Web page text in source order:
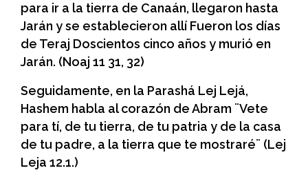
para ir a la tierra de Canaán, llegaron hasta
Jarán y se establecieron allí Fueron los días
de Teraj Doscientos cinco años y murió en
Jarán. (Noaj 11 31, 32)
Seguidamente, en la Parashá Lej Lejá,
Hashem habla al corazón de Abram ¨Vete
para tí, de tu tierra, de tu patria y de la casa
de tu padre, a la tierra que te mostraré¨ (Lej
Leja 12.1.)